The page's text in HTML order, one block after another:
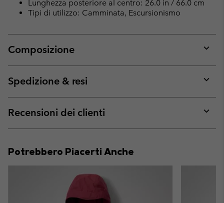
Lunghezza posteriore al centro: 26.0 in / 66.0 cm
Tipi di utilizzo: Camminata, Escursionismo
Composizione
or
Spedizione & resi
or
Recensioni dei clienti
or
Potrebbero Piacerti Anche